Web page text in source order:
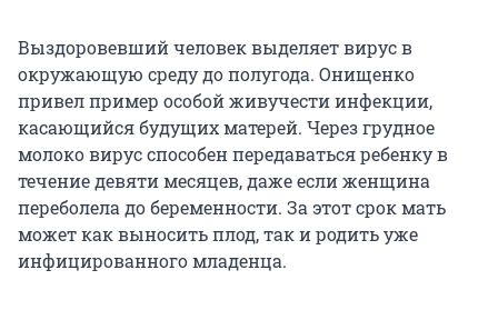
Выздоровевший человек выделяет вирус в
окружающую среду до полугода. Онищенко
привел пример особой живучести инфекции,
касающийся будущих матерей. Через грудное
молоко вирус способен передаваться ребенку в
течение девяти месяцев, даже если женщина
переболела до беременности. За этот срок мать
может как выносить плод, так и родить уже
инфицированного младенца.